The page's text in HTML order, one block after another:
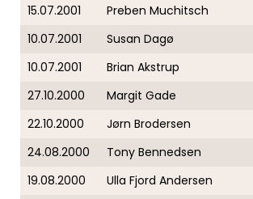
15.07.2001
Preben Muchitsch
10.07.2001
Susan Dagø
10.07.2001
Brian Akstrup
27.10.2000
Margit Gade
22.10.2000
Jørn Brodersen
24.08.2000
Tony Bennedsen
19.08.2000
Ulla Fjord Andersen